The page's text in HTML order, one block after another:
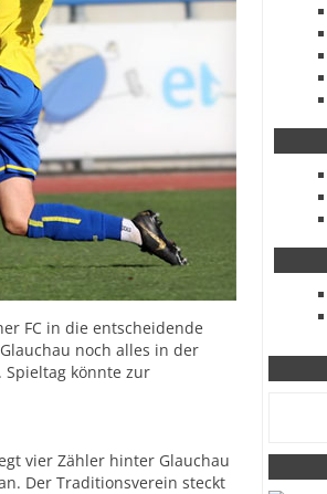
FC in die entscheidende
noch alles in der
Spieltag könnte zur
vier Zähler hinter Glauchau
Der Traditionsverein steckt